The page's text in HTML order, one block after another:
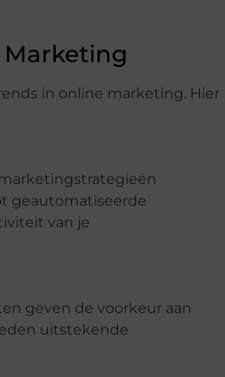
in online marketing. Hier
geautomatiseerde
van je
geven de voorkeur aan
uitstekende